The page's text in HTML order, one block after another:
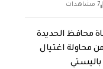
7 مشاهدات
محافظ الحديدة
محاولة اغتيال